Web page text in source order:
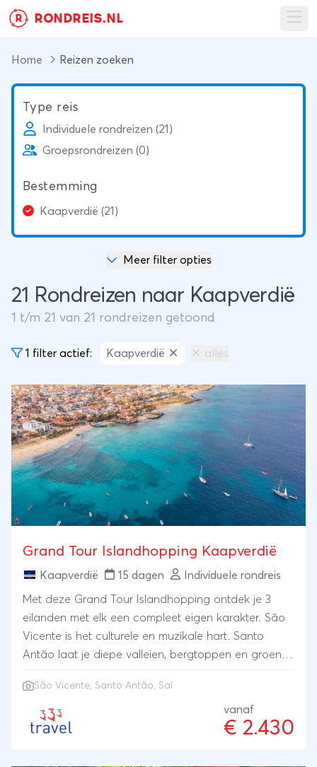
R RONDREIS.NL
Home Reizen zoeken
Type reis
Individuele rondreizen (21)
Groepsrondreizen (0)
Bestemming
Kaapverdië (21)
Meer filter opties
21 Rondreizen naar Kaapverdië
1 t/m 21 van 21 rondreizen getoond
1 filter actief: Kaapverdië alles
Grand Tour Islandhopping Kaapverdië
Kaapverdië 15 dagen Individuele rondreis
Met deze Grand Tour Islandhopping ontdek je 3
eilanden met elk een compleet eigen karakter. São
Vicente is het culturele en muzikale hart. Santo
Antão laat je diepe valleien, bergtoppen en groene
en zand.
São Vicente, Santo Antão, Sal
vanaf
€ 2.430